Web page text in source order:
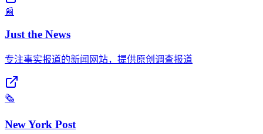
📰
Just the News
专注事实报道的新闻网站，提供原创调查报道
🗞️
New York Post